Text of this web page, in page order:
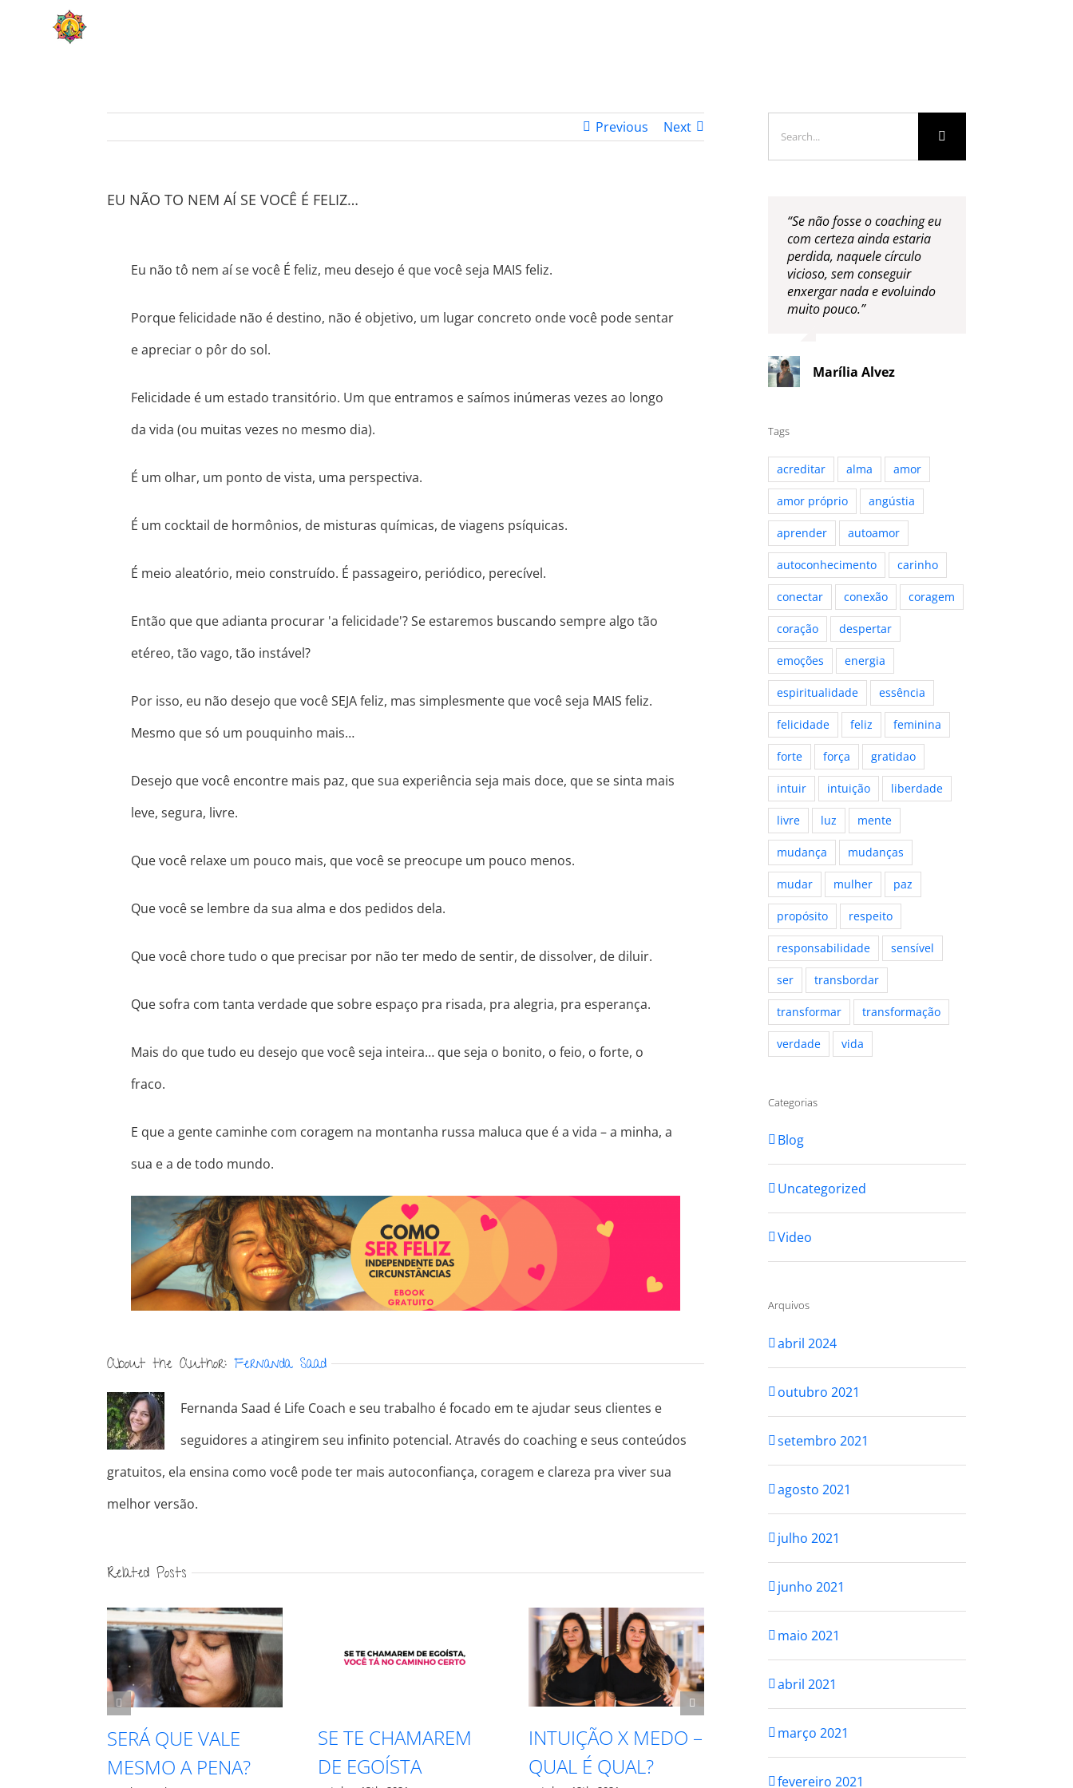
Previous Next
EU NÃO TO NEM AÍ SE VOCÊ É FELIZ…
Eu não tô nem aí se você É feliz, meu desejo é que você seja MAIS feliz.
Porque felicidade não é destino, não é objetivo, um lugar concreto onde você pode sentar
e apreciar o pôr do sol.
Felicidade é um estado transitório. Um que entramos e saímos inúmeras vezes ao longo
da vida (ou muitas vezes no mesmo dia).
É um olhar, um ponto de vista, uma perspectiva.
É um cocktail de hormônios, de misturas químicas, de viagens psíquicas.
É meio aleatório, meio construído. É passageiro, periódico, perecível.
Então que que adianta procurar 'a felicidade'? Se estaremos buscando sempre algo tão
etéreo, tão vago, tão instável?
Por isso, eu não desejo que você SEJA feliz, mas simplesmente que você seja MAIS feliz.
Mesmo que só um pouquinho mais…
Desejo que você encontre mais paz, que sua experiência seja mais doce, que se sinta mais
leve, segura, livre.
Que você relaxe um pouco mais, que você se preocupe um pouco menos.
Que você se lembre da sua alma e dos pedidos dela.
Que você chore tudo o que precisar por não ter medo de sentir, de dissolver, de diluir.
Que sofra com tanta verdade que sobre espaço pra risada, pra alegria, pra esperança.
Mais do que tudo eu desejo que você seja inteira… que seja o bonito, o feio, o forte, o
fraco.
E que a gente caminhe com coragem na montanha russa maluca que é a vida – a minha, a
sua e a de todo mundo.
About the Author:Fernanda Saad
Fernanda Saad é Life Coach e seu trabalho é focado em te ajudar seus clientes e
seguidores a atingirem seu infinito potencial. Através do coaching e seus conteúdos
gratuitos, ela ensina como você pode ter mais autoconfiança, coragem e clareza pra viver sua
melhor versão.
Related Posts
SERÁ QUE VALE
MESMO A PENA?
SE TE CHAMAREM
DE EGOÍSTA
INTUIÇÃO X MEDO –
QUAL É QUAL?
RESPEITE SEU
PROCESSO
SER PERFEITA PRA
for:
“Se não fosse o coaching eu
com certeza ainda estaria
perdida, naquele círculo
vicioso, sem conseguir
enxergar nada e evoluindo
muito pouco.”
Marília Alvez
Tags
acreditar alma amor
amor próprio angústia
aprender autoamor
autoconhecimento carinho
conectar conexão coragem
coração despertar
emoções energia
espiritualidade essência
felicidade feliz feminina
forte força gratidao
intuir intuição liberdade
livre luz mente
mudança mudanças
mudar mulher paz
propósito respeito
responsabilidade sensível
ser transbordar
transformar transformação
verdade vida
Categorias
Blog
Uncategorized
Video
Arquivos
abril 2024
outubro 2021
setembro 2021
agosto 2021
julho 2021
junho 2021
maio 2021
abril 2021
março 2021
fevereiro 2021